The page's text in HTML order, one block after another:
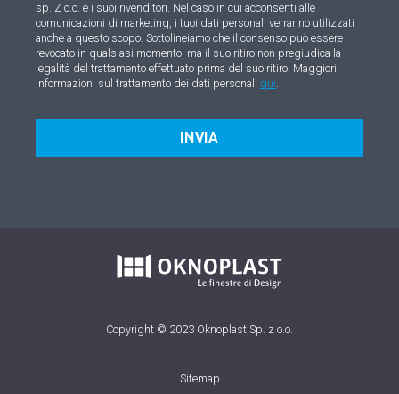
sp. Z o.o. e i suoi rivenditori. Nel caso in cui acconsenti alle
comunicazioni di marketing, i tuoi dati personali verranno utilizzati
anche a questo scopo. Sottolineiamo che il consenso può essere
revocato in qualsiasi momento, ma il suo ritiro non pregiudica la
legalità del trattamento effettuato prima del suo ritiro. Maggiori
informazioni sul trattamento dei dati personali qui.
INVIA
Copyright © 2023 Oknoplast Sp. z o.o.
Sitemap